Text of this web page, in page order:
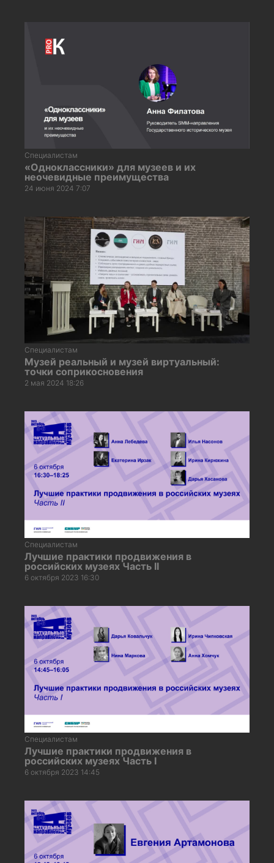
Специалистам
«Одноклассники» для музеев и их
неочевидные преимущества
24 июня 2024 7:07
Специалистам
Музей реальный и музей виртуальный:
точки соприкосновения
2 мая 2024 18:26
Специалистам
Лучшие практики продвижения в
российских музеях Часть II
6 октября 2023 16:30
Специалистам
Лучшие практики продвижения в
российских музеях Часть I
6 октября 2023 14:45